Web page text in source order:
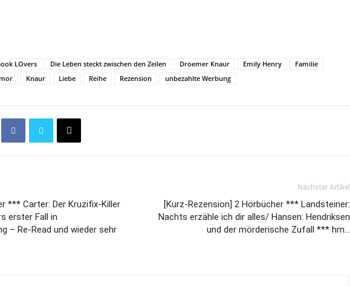
LOvers Die Leben steckt zwischen den Zeilen Droemer Knaur Emily Henry
Familie
Knaur Liebe Reihe Rezension unbezahlte Werbung
*** Carter: Der Kruzifix-Killer
erster Fall in
– Re-Read und wieder sehr
Nächster Artikel
[Kurz-Rezension] 2 Hörbücher *** Landsteiner:
Nachts erzähle ich dir alles/ Hansen: Hendriksen
und der mörderische Zufall *** hm…